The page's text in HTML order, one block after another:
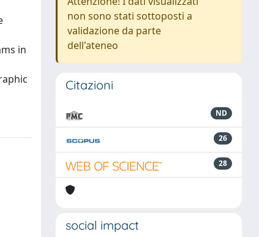
in
non sono stati sottoposti a
validazione da parte
dell'ateneo
Citazioni
ND
26
28
social impact